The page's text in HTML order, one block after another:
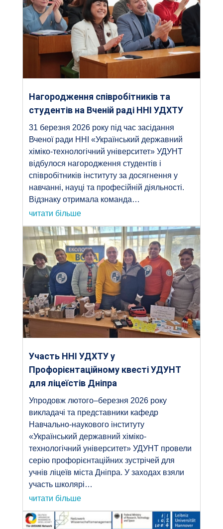
Нагородження співробітників та
студентів на Вченій раді ННІ УДХТУ
31 березня 2026 року під час засідання
Вченої ради ННІ «Український державний
хіміко-технологічний університет» УДУНТ
відбулося нагородження студентів і
співробітників інституту за досягнення у
навчанні, науці та професійній діяльності.
Відзнаку отримала команда…
читати більше
Участь ННІ УДХТУ у
Профорієнтаційному квесті УДУНТ
для ліцеїстів Дніпра
Упродовж лютого–березня 2026 року
викладачі та представники кафедр
Навчально-наукового інституту
«Український державний хіміко-
технологічний університет» УДУНТ провели
серію профорієнтаційних зустрічей для
учнів ліцеїв міста Дніпра. У заходах взяли
участь школярі…
читати більше